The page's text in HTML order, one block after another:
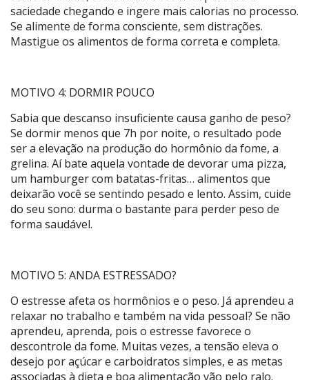
saciedade chegando e ingere mais calorias no processo.
Se alimente de forma consciente, sem distrações.
Mastigue os alimentos de forma correta e completa.
MOTIVO 4: DORMIR POUCO
Sabia que descanso insuficiente causa ganho de peso?
Se dormir menos que 7h por noite, o resultado pode
ser a elevação na produção do hormônio da fome, a
grelina. Aí bate aquela vontade de devorar uma pizza,
um hamburger com batatas-fritas… alimentos que
deixarão você se sentindo pesado e lento. Assim, cuide
do seu sono: durma o bastante para perder peso de
forma saudável.
MOTIVO 5: ANDA ESTRESSADO?
O estresse afeta os hormônios e o peso. Já aprendeu a
relaxar no trabalho e também na vida pessoal? Se não
aprendeu, aprenda, pois o estresse favorece o
descontrole da fome. Muitas vezes, a tensão eleva o
desejo por açúcar e carboidratos simples, e as metas
associadas à dieta e boa alimentação vão pelo ralo.